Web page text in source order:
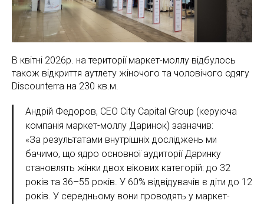
В квітні 2026р. на території маркет-моллу відбулось
також відкриття аутлету жіночого та чоловічого одягу
Discounterra на 230 кв.м.
Андрій Федоров, CEO City Capital Group (керуюча
компанія маркет-моллу Даринок) зазначив:
«За результатами внутрішніх досліджень ми
бачимо, що ядро основної аудиторії Даринку
становлять жінки двох вікових категорій: до 32
років та 36–55 років. У 60% відвідувачів є діти до 12
років. У середньому вони проводять у маркет-